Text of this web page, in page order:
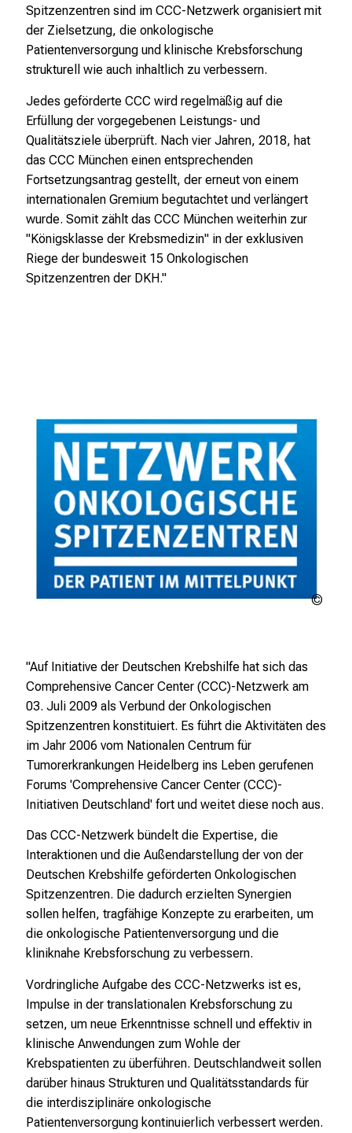
Spitzenzentren sind im CCC-Netzwerk organisiert mit
der Zielsetzung, die onkologische
Patientenversorgung und klinische Krebsforschung
strukturell wie auch inhaltlich zu verbessern.
Jedes geförderte CCC wird regelmäßig auf die
Erfüllung der vorgegebenen Leistungs- und
Qualitätsziele überprüft. Nach vier Jahren, 2018, hat
das CCC München einen entsprechenden
Fortsetzungsantrag gestellt, der erneut von einem
internationalen Gremium begutachtet und verlängert
wurde. Somit zählt das CCC München weiterhin zur
"Königsklasse der Krebsmedizin" in der exklusiven
Riege der bundesweit 15 Onkologischen
Spitzenzentren der DKH."
"Auf Initiative der Deutschen Krebshilfe hat sich das
Comprehensive Cancer Center (CCC)-Netzwerk am
03. Juli 2009 als Verbund der Onkologischen
Spitzenzentren konstituiert. Es führt die Aktivitäten des
im Jahr 2006 vom Nationalen Centrum für
Tumorerkrankungen Heidelberg ins Leben gerufenen
Forums 'Comprehensive Cancer Center (CCC)-
Initiativen Deutschland' fort und weitet diese noch aus.
Das CCC-Netzwerk bündelt die Expertise, die
Interaktionen und die Außendarstellung der von der
Deutschen Krebshilfe geförderten Onkologischen
Spitzenzentren. Die dadurch erzielten Synergien
sollen helfen, tragfähige Konzepte zu erarbeiten, um
die onkologische Patientenversorgung und die
kliniknahe Krebsforschung zu verbessern.
Vordringliche Aufgabe des CCC-Netzwerks ist es,
Impulse in der translationalen Krebsforschung zu
setzen, um neue Erkenntnisse schnell und effektiv in
klinische Anwendungen zum Wohle der
Krebspatienten zu überführen. Deutschlandweit sollen
darüber hinaus Strukturen und Qualitätsstandards für
die interdisziplinäre onkologische
Patientenversorgung kontinuierlich verbessert werden.